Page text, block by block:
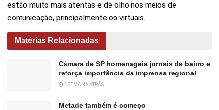
estão muito mais atentas e de olho nos meios de
comunicação, principalmente os virtuais.
Matérias Relacionadas
Câmara de SP homenageia jornais de bairro e
reforça importância da imprensa regional
1 SEMANA ATRÁS
Metade também é começo